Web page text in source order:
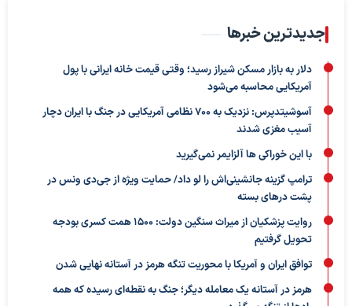
جدیدترین خبرها
دلار به بازار مسکن شیراز رسید؛ وقتی قیمت خانه ایرانی با پول
آمریکایی محاسبه می‌شود
آسوشیتدپرس: نزدیک به ۷۰۰ نظامی آمریکایی در جنگ با ایران دچار
آسیب مغزی شدند
با این خوراکی ها آلزایمر نمی‌گیرید
ترامپ گزینه جانشینی‌اش را لو داد/ حمایت ویژه از جی‌دی ونس در
پشت درهای بسته
روایت پزشکیان از میراث سنگین دولت: ۱۵۰۰ همت کسری بودجه
تحویل گرفتیم
توافق ایران و آمریکا با محوریت تنگه هرمز در آستانه نهایی شدن
هرمز در آستانه یک معامله دیگر؛ جنگ به نقطه‌ای رسیده که همه